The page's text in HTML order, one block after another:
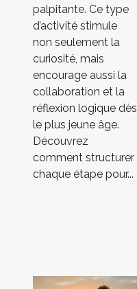
palpitante. Ce type
d’activité stimule
non seulement la
curiosité, mais
encourage aussi la
collaboration et la
réflexion logique dès
le plus jeune âge.
Découvrez
comment structurer
chaque étape pour...